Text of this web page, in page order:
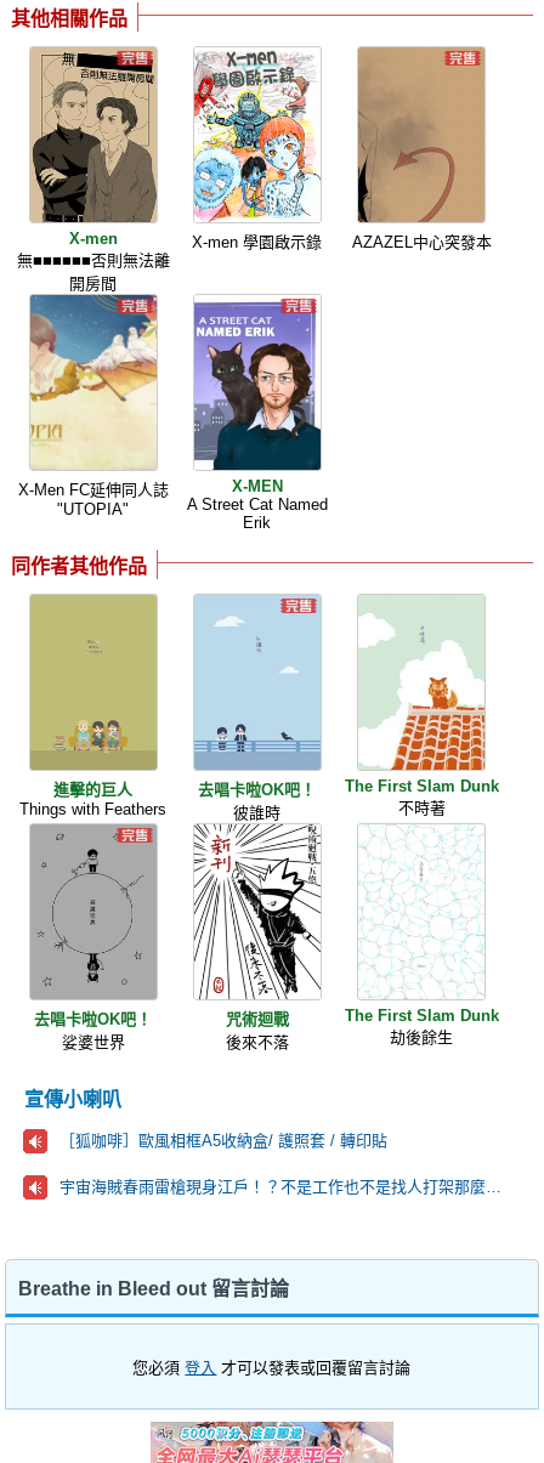
其他相關作品
X-men
無■■■■■■否則無法離
開房間
X-men 學園啟示錄 AZAZEL中心突發本
X-Men FC延伸同人誌
"UTOPIA"
X-MEN
A Street Cat Named
Erik
同作者其他作品
進擊的巨人
Things with Feathers
去唱卡啦OK吧！
彼誰時
The First Slam Dunk
不時著
去唱卡啦OK吧！
娑婆世界
咒術迴戰
後來不落
The First Slam Dunk
劫後餘生
宣傳小喇叭
［狐咖啡］歐風相框A5收納盒/ 護照套 / 轉印貼
宇宙海賊春雨雷槍現身江戶！？不是工作也不是找人打架那麼到萬事屋的目的究竟是…？
Breathe in Bleed out 留言討論
您必須登入 才可以發表或回覆留言討論